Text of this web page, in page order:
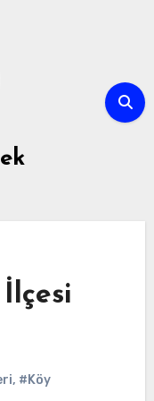
, #Köy